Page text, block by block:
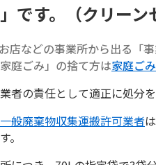
」です。（クリー
店などの事業所から出る「
庭ごみ」の捨て方は家庭ご
者の責任として適正に処分
一般廃棄物収集運搬許可業者
。